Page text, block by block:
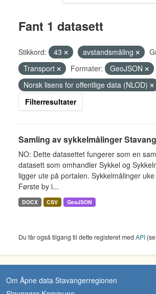
Fant 1 datasett
Stikkord: 43 avstandsmåling
Transport
Formater: GeoJSON
Norsk lisens for offentlige data (NLOD)
Filterresultater
Samling av sykkelmålinger
NO: Dette datasettet fungerer som en
datasett som omhandler Sykkel og
ligger ute på portalen. Sykkelmålinger
Første by i...
DOCX CSV GeoJSON
Du får også tilgang til dette registeret med API (se
Om Åpne data Stavangerregionen